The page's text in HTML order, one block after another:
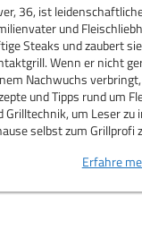
36, ist
und
Steaks und zaubert
Wenn er nicht
Nachwuchs
und Tipps rund um
Grilltechnik, um Leser zu
selbst zum Grillprofi
Erfahre